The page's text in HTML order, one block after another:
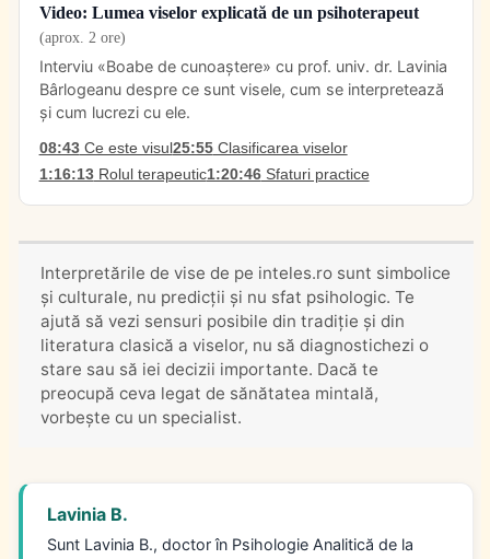
Video: Lumea viselor explicată de un psihoterapeut
(aprox. 2 ore)
Interviu «Boabe de cunoaștere» cu prof. univ. dr. Lavinia
Bârlogeanu despre ce sunt visele, cum se interpretează
și cum lucrezi cu ele.
08:43Ce este visul 25:55Clasificarea viselor
1:16:13Rolul terapeutic1:20:46Sfaturi practice
Interpretările de vise de pe inteles.ro sunt simbolice
și culturale, nu predicții și nu sfat psihologic. Te
ajută să vezi sensuri posibile din tradiție și din
literatura clasică a viselor, nu să diagnostichezi o
stare sau să iei decizii importante. Dacă te
preocupă ceva legat de sănătatea mintală,
vorbește cu un specialist.
Lavinia B.
Sunt Lavinia B., doctor în Psihologie Analitică de la